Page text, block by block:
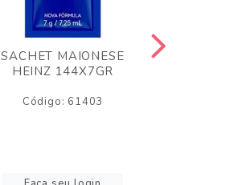
SACHET MAIONESE
HEINZ 144X7GR
Código: 61403